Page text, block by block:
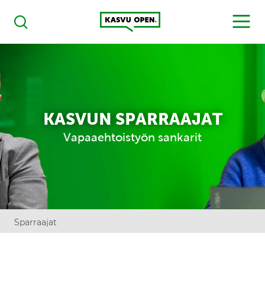
Haku
Kasvu Open
MENU
KASVUN SPARRAAJAT
Vapaaehtoistyön sankarit
Sparraajat